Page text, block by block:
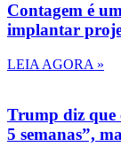
Contagem é
implantar
LEIA AGORA »
Trump diz que
5 semanas”,